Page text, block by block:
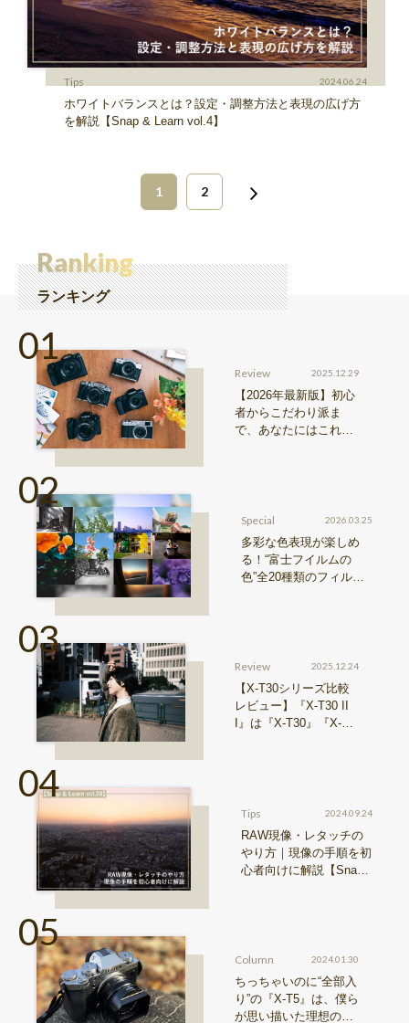
Tips 2024.06.24
ホワイトバランスとは？設定・調整方法と表現の広げ方
を解説【Snap & Learn vol.4】
1 2
Ranking
ランキング
Review 2025.12.29
【2026年最新版】初心
者からこだわり派ま
で、あなたにはこれが
Special 2026.03.25
多彩な色表現が楽しめ
る！“富士フイルムの
色”全20種類のフィルム
Review 2025.12.24
【X-T30シリーズ比較
レビュー】『X-T30 II
I』は『X-T30』『X-T3
Tips 2024.09.24
RAW現像・レタッチの
やり方｜現像の手順を初
心者向けに解説【Snap
Column 2024.01.30
ちっちゃいのに“全部入
り”の『X-T5』は、僕ら
が思い描いた理想の写